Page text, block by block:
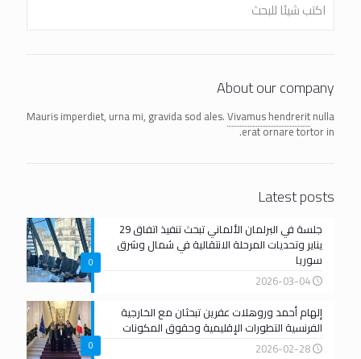
About our company
Mauris imperdiet, urna mi, gravida sod ales.Vivamus hendreritnulla
erat ornare tortor in.
Latest posts
0
جلسة في البرلمان الألماني تبحث تنفيذ اتفاق 29
يناير وتحديات المرحلة الانتقالية في شمال وشرق
سوريا
2026-03-04
0
إلهام أحمد وروهلات عفرين تبحثان مع الخارجية
الفرنسية التطورات الإقليمية وحقوق المكونات
2026-02-28